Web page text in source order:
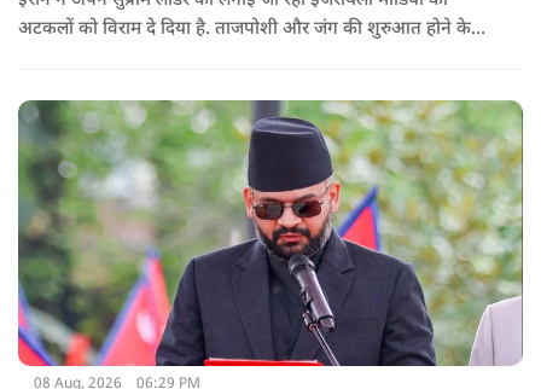
अटकलों को विराम दे दिया है. ताजपोशी और जंग की शुरुआत होने के
08 Aug, 2026 06:29 PM